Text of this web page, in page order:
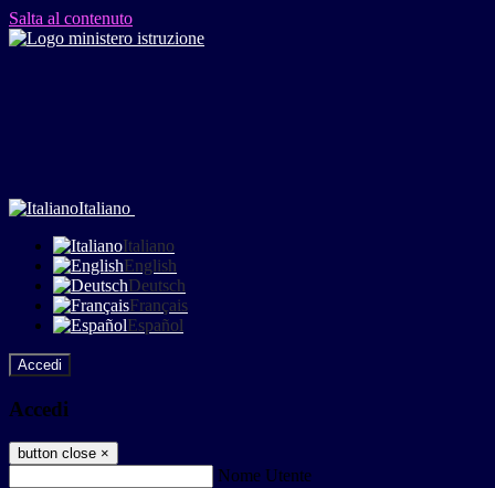
Salta al contenuto
Italiano
Italiano
English
Deutsch
Français
Español
Accedi
Accedi
button close ×
Nome Utente